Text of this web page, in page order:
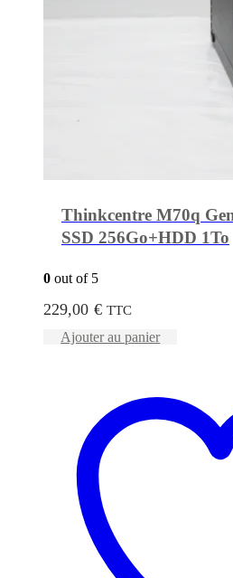
Thinkcentre M70q
SSD 256Go+HDD 1To
0 out of 5
229,00 € TTC
Ajouter au panier